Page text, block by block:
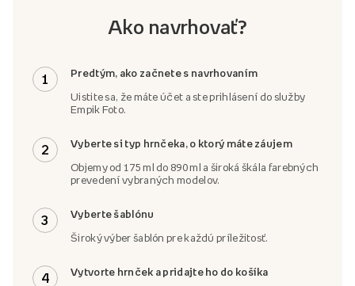
Ako navrhovať?
1 Predtým, ako začnete s navrhovaním
Uistite sa, že máte účet a ste prihlásení do služby
Empik Foto.
2 Vyberte si typ hrnčeka, o ktorý máte záujem
Objemy od 175 ml do 890 ml a široká škála farebných
prevedení vybraných modelov.
3 Vyberte šablónu
Široký výber šablón pre každú príležitosť.
4 Vytvorte hrnček a pridajte ho do košíka